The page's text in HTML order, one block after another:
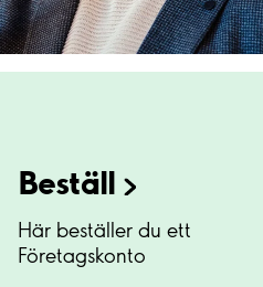
Beställ
Här beställer du ett
Företagskonto